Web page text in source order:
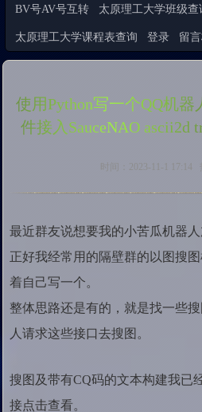
BV号AV号互转 太原理工大学班级查
太原理工大学课程表查询 登录 留
使用Python写一个QQ机
件接入SauceNAO ascii2d
时间：2023-11-1 17:14
最近群友说想要我的小苦瓜机器
正好我经常用的隔壁群的以图搜
着自己写一个。
整体思路还是有的，就是找一些
人请求这些接口去搜图。
搜图及带有CQ码的文本构建我已
接点击查看。